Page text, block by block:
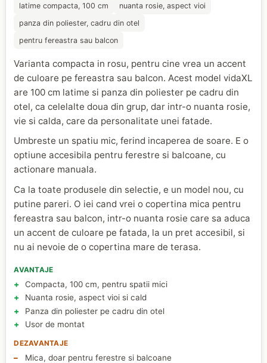
latime compacta, 100 cm
nuanta rosie, aspect vioi
panza din poliester, cadru din otel
pentru fereastra sau balcon
Varianta compacta in rosu, pentru cine vrea un accent
de culoare pe fereastra sau balcon. Acest model vidaXL
are 100 cm latime si panza din poliester pe cadru din
otel, ca celelalte doua din grup, dar intr-o nuanta rosie,
vie si calda, care da personalitate unei fatade.
Umbreste un spatiu mic, ferind incaperea de soare. E o
optiune accesibila pentru ferestre si balcoane, cu
actionare manuala.
Ca la toate produsele din selectie, e un model nou, cu
putine pareri. O iei cand vrei o copertina mica pentru
fereastra sau balcon, intr-o nuanta rosie care sa aduca
un accent de culoare pe fatada, la un pret accesibil, si
nu ai nevoie de o copertina mare de terasa.
AVANTAJE
Compacta, 100 cm, pentru spatii mici
Nuanta rosie, aspect vioi si cald
Panza din poliester pe cadru din otel
Usor de montat
DEZAVANTAJE
Mica, doar pentru ferestre si balcoane